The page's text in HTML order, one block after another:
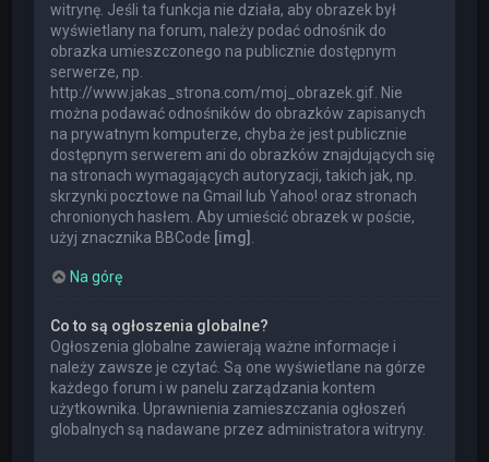
witrynę. Jeśli ta funkcja nie działa, aby obrazek był
wyświetlany na forum, należy podać odnośnik do
obrazka umieszczonego na publicznie dostępnym
serwerze, np.
http://www.jakas_strona.com/moj_obrazek.gif. Nie
można podawać odnośników do obrazków zapisanych
na prywatnym komputerze, chyba że jest publicznie
dostępnym serwerem ani do obrazków znajdujących się
na stronach wymagających autoryzacji, takich jak, np.
skrzynki pocztowe na Gmail lub Yahoo! oraz stronach
chronionych hasłem. Aby umieścić obrazek w poście,
użyj znacznika BBCode [img] .
Na górę
Co to są ogłoszenia globalne?
Ogłoszenia globalne zawierają ważne informacje i
należy zawsze je czytać. Są one wyświetlane na górze
każdego forum i w panelu zarządzania kontem
użytkownika. Uprawnienia zamieszczania ogłoszeń
globalnych są nadawane przez administratora witryny.